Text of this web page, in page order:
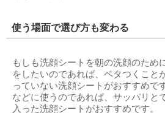
使う場面で選び方も変わる
もしも洗顔シートを朝の洗顔のため
をしたいのであれば、ベタつくこと
っていない洗顔シートがおすすめで
などに使うのであれば、サッパリと
入った洗顔シートがおすすめです。